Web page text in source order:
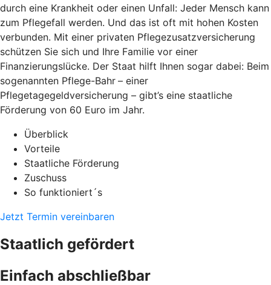
durch eine Krankheit oder einen Unfall: Jeder Mensch kann
zum Pflegefall werden. Und das ist oft mit hohen Kosten
verbunden. Mit einer privaten Pflegezusatzversicherung
schützen Sie sich und Ihre Familie vor einer
Finanzierungslücke. Der Staat hilft Ihnen sogar dabei: Beim
sogenannten Pflege-Bahr – einer
Pflegetagegeldversicherung – gibt’s eine staatliche
Förderung von 60 Euro im Jahr.
Überblick
Vorteile
Staatliche Förderung
Zuschuss
So funktioniert´s
Jetzt Termin vereinbaren
Staatlich gefördert
Einfach abschließbar